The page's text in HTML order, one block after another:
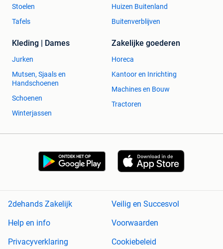
Stoelen
Tafels
Huizen Buitenland
Buitenverblijven
Kleding | Dames
Jurken
Mutsen, Sjaals en
Handschoenen
Schoenen
Winterjassen
Zakelijke goederen
Horeca
Kantoor en Inrichting
Machines en Bouw
Tractoren
2dehands Zakelijk
Veilig en Succesvol
Help en info
Voorwaarden
Privacyverklaring
Cookiebeleid